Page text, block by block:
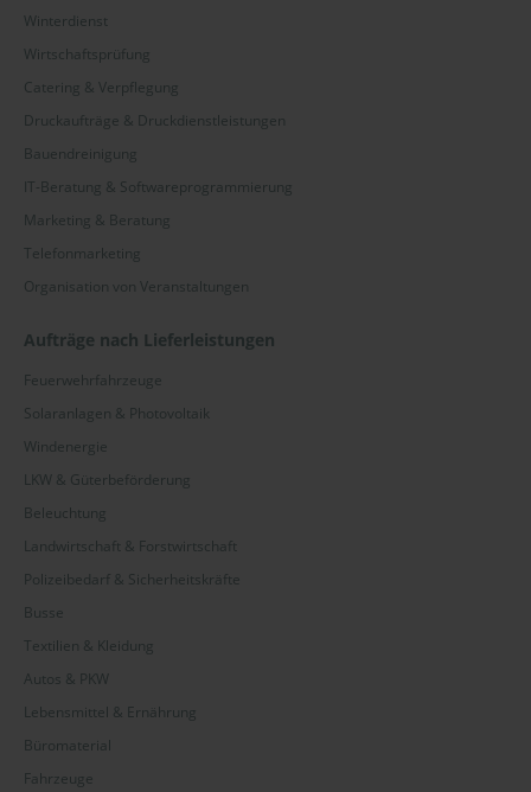
Winterdienst
Wirtschaftsprüfung
Catering & Verpflegung
Druckaufträge & Druckdienstleistungen
Bauendreinigung
IT-Beratung & Softwareprogrammierung
Marketing & Beratung
Telefonmarketing
Organisation von Veranstaltungen
Aufträge nach Lieferleistungen
Feuerwehrfahrzeuge
Solaranlagen & Photovoltaik
Windenergie
LKW & Güterbeförderung
Beleuchtung
Landwirtschaft & Forstwirtschaft
Polizeibedarf & Sicherheitskräfte
Busse
Textilien & Kleidung
Autos & PKW
Lebensmittel & Ernährung
Büromaterial
Fahrzeuge